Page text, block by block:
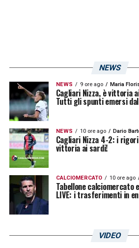
NEWS
NEWS 9 ore ago Maria
Cagliari Nizza, è vittoria
Tutti gli spunti emersi
NEWS 10 ore ago Dario
Cagliari Nizza 4-2: i
vittoria ai sardi!
CALCIOMERCATO 10 ore ago
Tabellone calciomercato
LIVE: i trasferimenti in
VIDEO